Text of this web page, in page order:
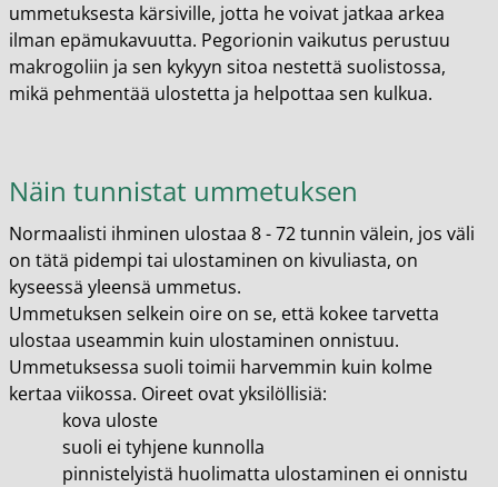
ummetuksesta kärsiville, jotta he voivat jatkaa arkea
ilman epämukavuutta. Pegorionin vaikutus perustuu
makrogoliin ja sen kykyyn sitoa nestettä suolistossa,
mikä pehmentää ulostetta ja helpottaa sen kulkua.
Näin tunnistat ummetuksen
Normaalisti ihminen ulostaa 8 - 72 tunnin välein, jos väli
on tätä pidempi tai ulostaminen on kivuliasta, on
kyseessä yleensä ummetus.
Ummetuksen selkein oire on se, että kokee tarvetta
ulostaa useammin kuin ulostaminen onnistuu.
Ummetuksessa suoli toimii harvemmin kuin kolme
kertaa viikossa. Oireet ovat yksilöllisiä:
kova uloste
suoli ei tyhjene kunnolla
pinnistelyistä huolimatta ulostaminen ei onnistu